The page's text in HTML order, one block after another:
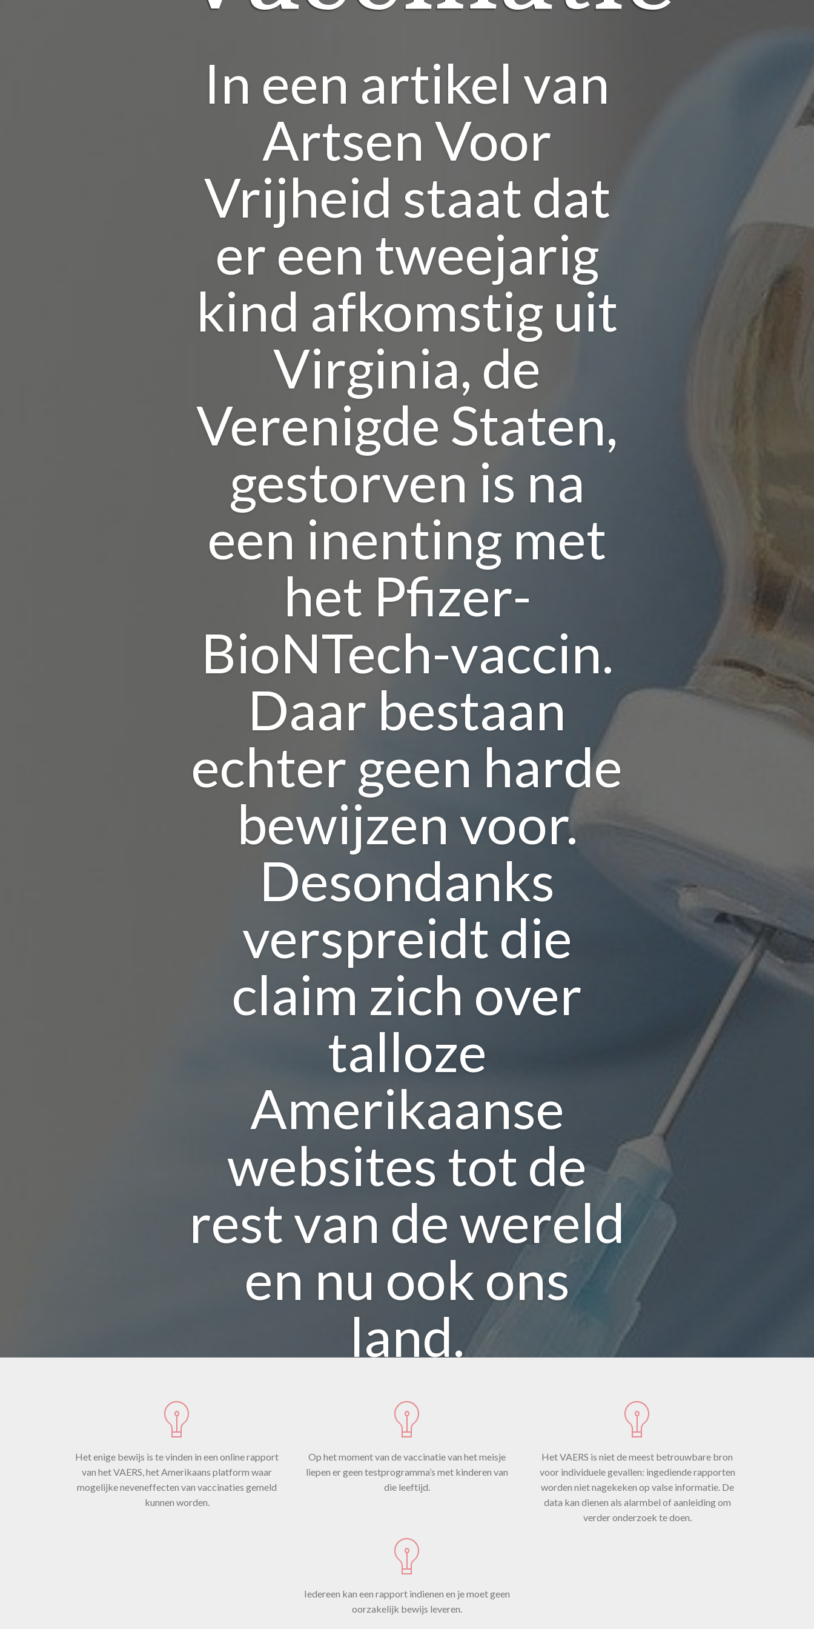
In een artikel van
Artsen Voor
Vrijheid staat dat
er een tweejarig
kind afkomstig uit
Virginia, de
Verenigde Staten,
gestorven is na
een inenting met
het Pfizer-
BioNTech-vaccin.
Daar bestaan
echter geen harde
bewijzen voor.
Desondanks
verspreidt die
claim zich over
talloze
Amerikaanse
websites tot de
rest van de wereld
en nu ook ons
land.
1 mei 2021
gezondheid
Het enige bewijs is te vinden in een online rapport
van het VAERS, het Amerikaans platform waar
mogelijke neveneffecten van vaccinaties gemeld
kunnen worden.
Op het moment van de vaccinatie van het meisje
liepen er geen testprogramma’s met kinderen van
die leeftijd.
Het VAERS is niet de meest betrouwbare bron
voor individuele gevallen: ingediende rapporten
worden niet nagekeken op valse informatie. De
data kan dienen als alarmbel of aanleiding om
verder onderzoek te doen.
Iedereen kan een rapport indienen en je moet geen
oorzakelijk bewijs leveren.